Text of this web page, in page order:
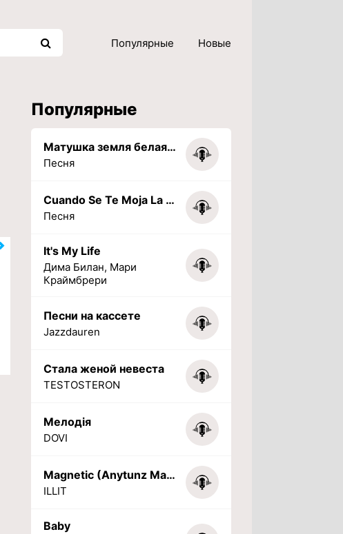
Популярные Новые
Популярные
Матушка земля белая березонька
Песня
Cuando Se Te Moja La Tarea (PHONK) (Slowed + Reverbed)
Песня
It's My Life
Дима Билан, Мари
Краймбрери
Песни на кассете
Jazzdauren
Стала женой невеста
TESTOSTERON
Мелодія
DOVI
Magnetic (Anytunz Marimba Ringtone)
ILLIT
Baby